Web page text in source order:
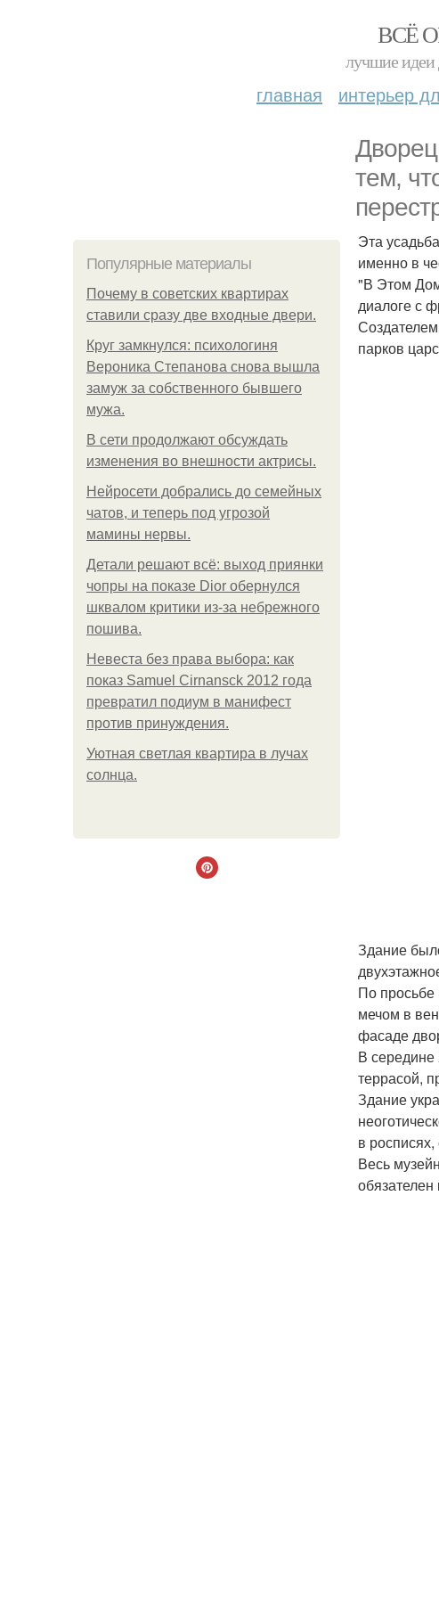
ВСЁ
лучшие идеи
главная интерьер
Дворец
тем,
Популярные материалы
Почему в советских квартирах
ставили сразу две входные двери.
Круг замкнулся: психологиня
Вероника Степанова снова вышла
замуж за собственного бывшего
мужа.
В сети продолжают обсуждать
изменения во внешности актрисы.
Нейросети добрались до семейных
чатов, и теперь под угрозой
мамины нервы.
Детали решают всё: выход приянки
чопры на показе Dior обернулся
шквалом критики из-за небрежного
пошива.
Невеста без права выбора: как
показ Samuel Cirnansck 2012 года
превратил подиум в манифест
против принуждения.
Уютная светлая квартира в лучах
солнца.
Эта
именно в
"В Этом
диалоге с
парков
Здание
По просьбе
мечом в
фасаде
В середине
террасой,
Здание
в
Весь